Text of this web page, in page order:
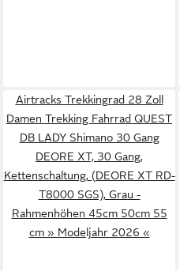
Airtracks Trekkingrad 28 Zoll
Damen Trekking Fahrrad QUEST
DB LADY Shimano 30 Gang
DEORE XT, 30 Gang,
Kettenschaltung, (DEORE XT RD-
T8000 SGS), Grau -
Rahmenhöhen 45cm 50cm 55
cm » Modeljahr 2026 «